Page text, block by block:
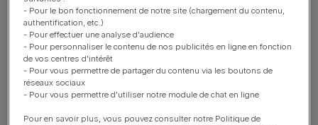
Filtrer par marque :
- Pour le bon fonctionnement de notre site (chargement du contenu,
authentification, etc.)
- Pour effectuer une analyse d'audience
- Pour personnaliser le contenu de nos publicités en ligne en fonction
de vos centres d'intérêt
- Pour vous permettre de partager du contenu via les boutons de
réseaux sociaux
- Pour vous permettre d'utiliser notre module de chat en ligne
Pour en savoir plus, vous pouvez consulter notre Politique de